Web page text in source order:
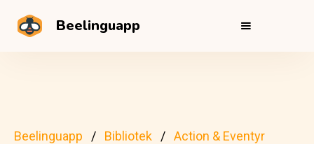
Beelinguapp
Beelinguapp Bibliotek
Action & Eventyr